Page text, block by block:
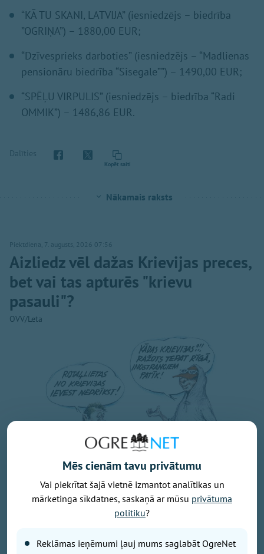
“KĀ TU SKANI, LATVIJA” (iesniedzējs – biedrība
”OGRIŅA”) – 1880,00 EUR;
“Dzīvesprieks darboties” (iesniedzējs – “Madlienas
pensionāru biedrība “Sisegale””) – 1490,00 EUR;
“SPĒĻU VIRPULIS” (iesniedzējs – biedrība “Radi
OMMIK”) – 1486,86 EUR.
Dalīties
Kopēt saiti
Nākamais raksts
Piektdiena, 7. augusts, 2026 07:56
Aizliedz vēl dažas Krievijas preces,
bet vai tas apturēs "krievu
pasauli"?
OVV/Leta
slavējama lieta, bet, kamēr internets un masu mediji
Mēs cienām tavu privātumu
Vai piekrītat šajā vietnē izmantot analītikas un
mārketinga sīkdatnes, saskaņā ar mūsu privātuma
politiku?
Reklāmas ieņēmumi ļauj mums saglabāt OgreNet